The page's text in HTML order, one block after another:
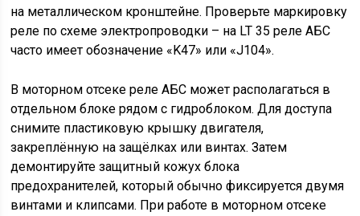
на металлическом кронштейне. Проверьте маркировку
реле по схеме электропроводки – на LT 35 реле АБС
часто имеет обозначение «K47» или «J104».
В моторном отсеке реле АБС может располагаться в
отдельном блоке рядом с гидроблоком. Для доступа
снимите пластиковую крышку двигателя,
закреплённую на защёлках или винтах. Затем
демонтируйте защитный кожух блока
предохранителей, который обычно фиксируется двумя
винтами и клипсами. При работе в моторном отсеке